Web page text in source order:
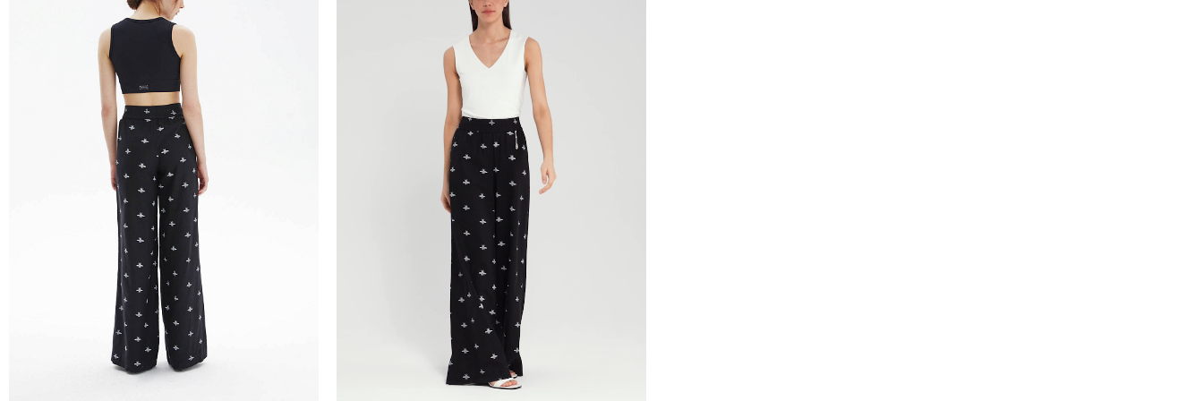
Курьер предварительно созванивается с вами, чтобы согласовать детали по доставке заказа.
Вы имеете право открыть заказ до оплаты, проверить соответствие заказа и качество, а также примерить вещи при выборе доставки с
этой опцией. На примерку отводится 15 минут.
Доставка не оплачивается, если товар не соответствует данным вашего заказа (размер, цвет, комплектация) или товар имеет внешние
повреждения.
При отказе от заказа не по вине продавца стоимость доставки оплачивается.
Тариф рассчитывается в корзине и в форме на странице - достаточно ввести город.
Чтобы узнать стоимость доставки, введите название города:
Курьерская доставка Dalli 200 руб.
Самовывоз из пункта выдачи СДЭК 100 руб.
Перемещение товара, участвующего в Sale, с магазинов в Москве на фирменные магазины M.REASON в регионы запрещено (с регионов в
Москву также запрещено).
Для доставки в магазины-партнеры (франчайзинг) доступно 4 единицы товара.
Часть товаров со скидкой не доступны для самовывоза из магазина партнера. Такой товар доступен только по предоплате 100% на